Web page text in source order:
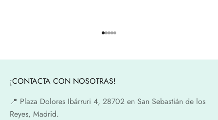
Ir al artículo 1
Ir al artículo 2
Ir al artículo 3
Ir al artículo 4
Ir al artículo 5
¡CONTACTA CON NOSOTRAS!
📍​ Plaza Dolores Ibárruri 4, 28702 en San Sebastián de los
Reyes, Madrid.